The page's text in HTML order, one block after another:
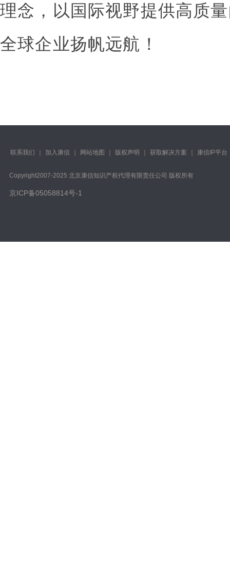
理念，以国际视野提供高质
全球企业扬帆远航！
联系我们 加入康信 网站地图 版权声明 获取解决方案 康信IP平台
Copyright️2007-2025 北京康信知识产权代理有限责任公司 版权所有
京ICP备05058814号-1